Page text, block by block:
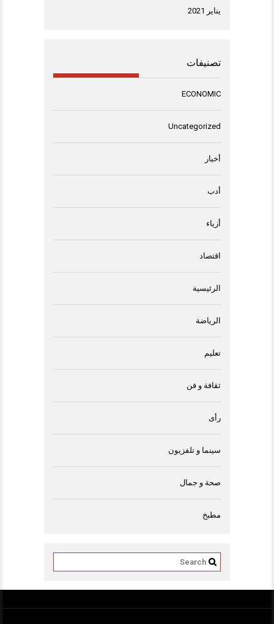
يناير 2021
تصنيفات
ECONOMIC
Uncategorized
أخبار
أدب
أزياء
اقتصاد
الرئيسية
الرياضة
تعليم
ثقافة و فن
رأى
سينما و تلفزيون
صحة و جمال
مطبخ